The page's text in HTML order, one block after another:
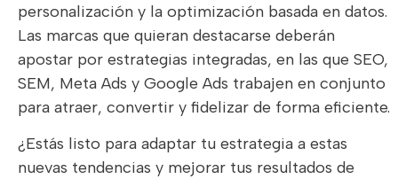
personalización y la optimización basada en datos.
Las marcas que quieran destacarse deberán
apostar por estrategias integradas, en las que SEO,
SEM, Meta Ads y Google Ads trabajen en conjunto
para atraer, convertir y fidelizar de forma eficiente.
¿Estás listo para adaptar tu estrategia a estas
nuevas tendencias y mejorar tus resultados de